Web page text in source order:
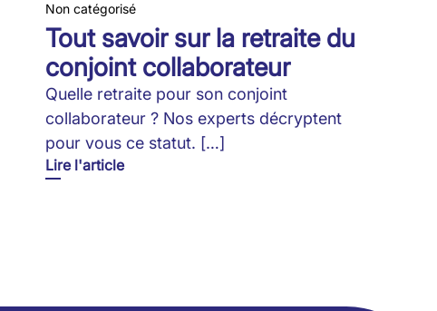
Non catégorisé
Tout savoir sur la retraite du
conjoint collaborateur
Quelle retraite pour son conjoint
collaborateur ? Nos experts décryptent
pour vous ce statut. […]
Lire l'article